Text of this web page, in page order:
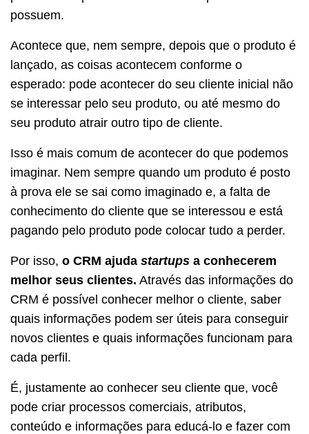
possuem.
Acontece que, nem sempre, depois que o produto é
lançado, as coisas acontecem conforme o
esperado: pode acontecer do seu cliente inicial não
se interessar pelo seu produto, ou até mesmo do
seu produto atrair outro tipo de cliente.
Isso é mais comum de acontecer do que podemos
imaginar. Nem sempre quando um produto é posto
à prova ele se sai como imaginado e, a falta de
conhecimento do cliente que se interessou e está
pagando pelo produto pode colocar tudo a perder.
Por isso, o CRM ajuda startups a conhecerem
melhor seus clientes. Através das informações do
CRM é possível conhecer melhor o cliente, saber
quais informações podem ser úteis para conseguir
novos clientes e quais informações funcionam para
cada perfil.
É, justamente ao conhecer seu cliente que, você
pode criar processos comerciais, atributos,
conteúdo e informações para educá-lo e fazer com